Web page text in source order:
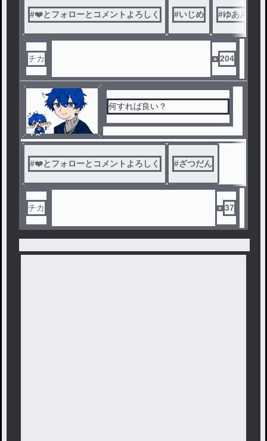
#❤️とフォローとコメントよろしく #いじめ #ゆあんくん
チカ 204
ノベ
ル
何すれば良い？
#❤️とフォローとコメントよろしく #ざつだん
チカ 37